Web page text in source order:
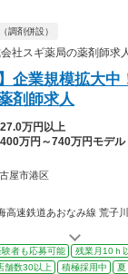
調剤併設）
社スギ薬局の薬剤師求
企業規模拡大
剤師求人
27.0万円以上
400万円～740万円モデル
屋市港区
高速鉄道あおなみ線 荒子
験者も応募可能 残業月10ｈ
舗数30以上 積極採用中 夏